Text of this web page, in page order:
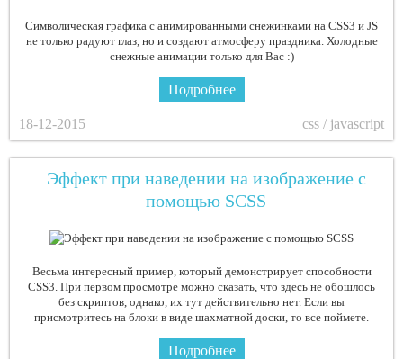
Символическая графика с анимированными снежинками на CSS3 и JS
не только радуют глаз, но и создают атмосферу праздника. Холодные
снежные анимации только для Вас :)
Подробнее
18-12-2015 css / javascript
Эффект при наведении на изображение с
помощью SCSS
Весьма интересный пример, который демонстрирует способности
CSS3. При первом просмотре можно сказать, что здесь не обошлось
без скриптов, однако, их тут действительно нет. Если вы
присмотритесь на блоки в виде шахматной доски, то все поймете.
Подробнее